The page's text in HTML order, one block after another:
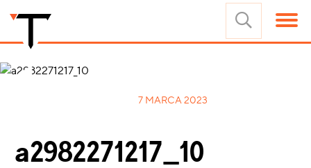
7 MARCA 2023
a2982271217_10